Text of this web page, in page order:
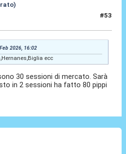
#53
2026, 16:02
ecc
30 sessioni di mercato. Sarà
in 2 sessioni ha fatto 80 pippi